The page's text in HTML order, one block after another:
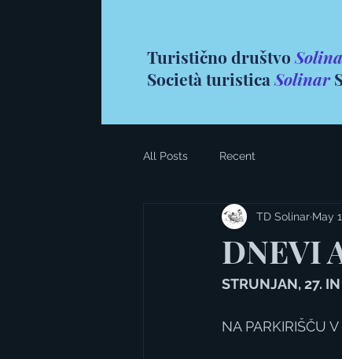
Turistično društvo
Società turistica Solinar
All Posts Recent
DNEVI
TD Solinar May
STRUNJAN, 27.
NA PARKIRIŠČU